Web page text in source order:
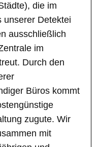
die im
unserer Detektei
ausschließlich
im
Durch den
Büros kommt
zugute. Wir
mit